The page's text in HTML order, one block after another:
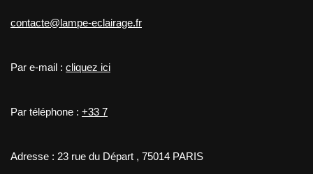
contacte@lampe-eclairage.fr
Par e-mail : cliquez ici
Par téléphone : +33 7
Adresse : 23 rue du Départ , 75014 PARIS